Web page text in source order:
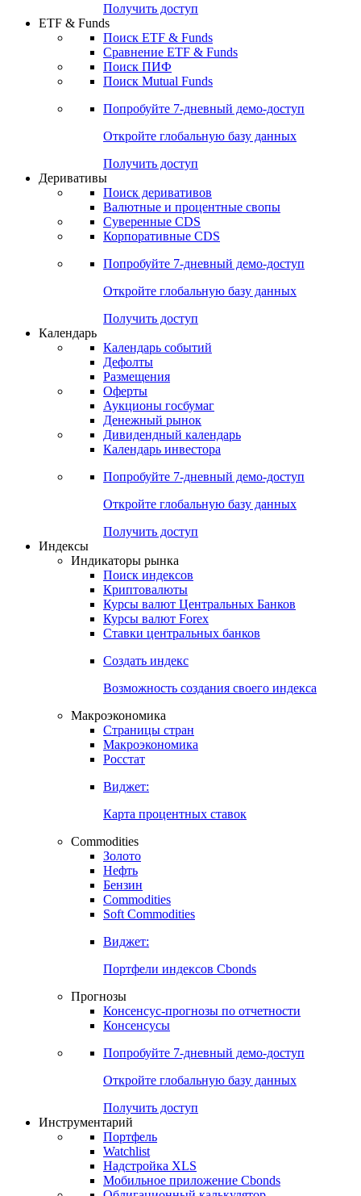
Получить доступ
ETF & Funds
Поиск ETF & Funds
Сравнение ETF & Funds
Поиск ПИФ
Поиск Mutual Funds
Попробуйте 7-дневный демо-доступ
Откройте глобальную базу данных
Получить доступ
Деривативы
Поиск деривативов
Валютные и процентные свопы
Суверенные CDS
Корпоративные CDS
Попробуйте 7-дневный демо-доступ
Откройте глобальную базу данных
Получить доступ
Календарь
Календарь событий
Дефолты
Размещения
Оферты
Аукционы госбумаг
Денежный рынок
Дивидендный календарь
Календарь инвестора
Попробуйте 7-дневный демо-доступ
Откройте глобальную базу данных
Получить доступ
Индексы
Индикаторы рынка
Поиск индексов
Криптовалюты
Курсы валют Центральных Банков
Курсы валют Forex
Ставки центральных банков
Создать индекс
Возможность создания своего индекса
Макроэкономика
Страницы стран
Макроэкономика
Росстат
Виджет:
Карта процентных ставок
Commodities
Золото
Нефть
Бензин
Commodities
Soft Commodities
Виджет:
Портфели индексов Cbonds
Прогнозы
Консенсус-прогнозы по отчетности
Консенсусы
Попробуйте 7-дневный демо-доступ
Откройте глобальную базу данных
Получить доступ
Инструментарий
Портфель
Watchlist
Надстройка XLS
Мобильное приложение Cbonds